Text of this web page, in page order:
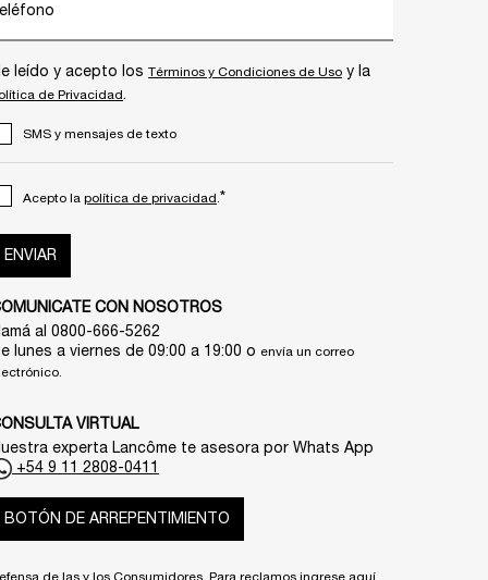
leído y acepto los Términos y Condiciones de Uso y la
de Privacidad.
SMS y mensajes de texto
Acepto la política de privacidad *
ENVIAR
CON NOSOTROS
al 0800-666-5262
lunes a viernes de 09:00 a 19:00 o envía un correo
VIRTUAL
experta Lancôme te asesora por Whats App
+54 9 11 2808-0411
BOTÓN DE ARREPENTIMIENTO
de las y los Consumidores. Para reclamos ingrese aquí.